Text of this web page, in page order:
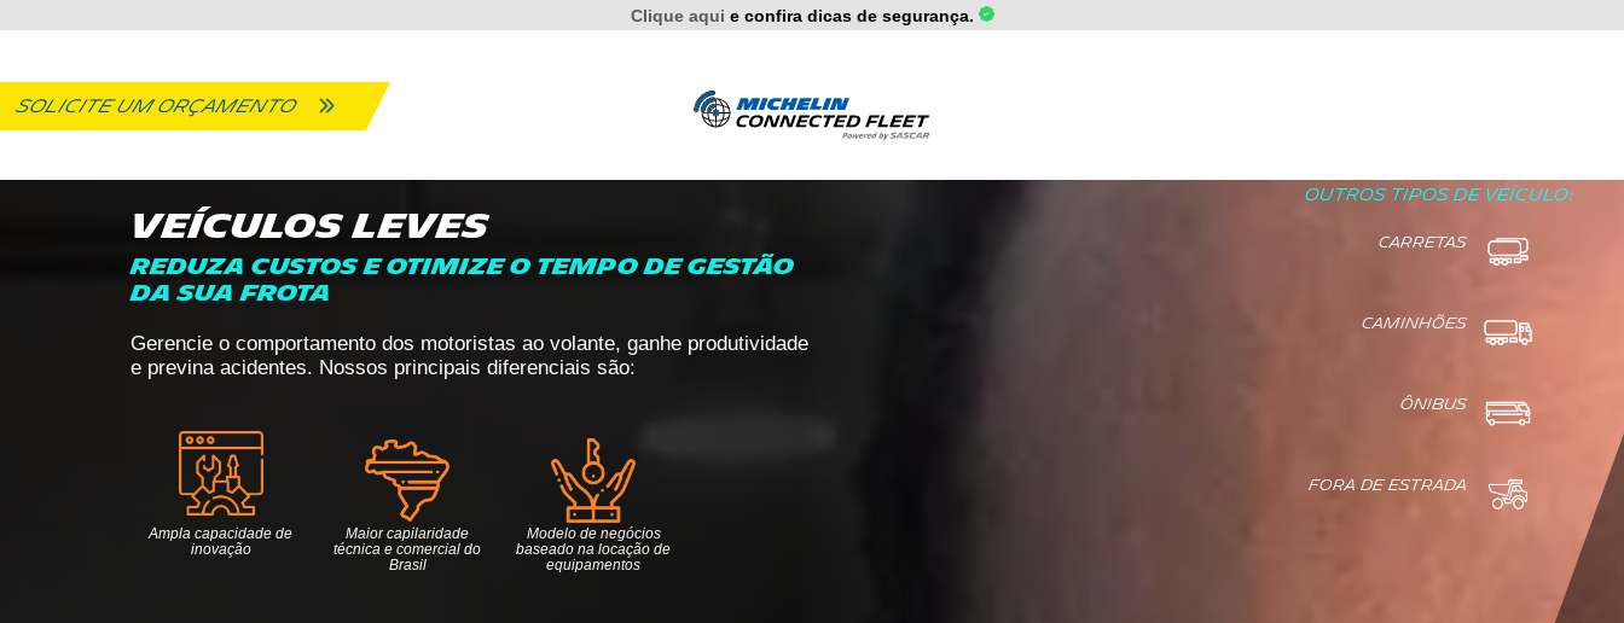
Clique aqui e confira dicas de segurança.
SOLICITE UM ORÇAMENTO
VEÍCULOS LEVES
Reduza custos e otimize o tempo de gestão
da sua frota
Gerencie o comportamento dos motoristas ao volante, ganhe produtividade
e previna acidentes. Nossos principais diferenciais são:
Ampla capacidade de
inovação
Maior capilaridade
técnica e comercial do
Brasil
Modelo de negócios
baseado na locação de
equipamentos
OUTROS TIPOS DE VEÍCULO:
CARRETAS
CAMINHÕES
ÔNIBUS
FORA DE ESTRADA